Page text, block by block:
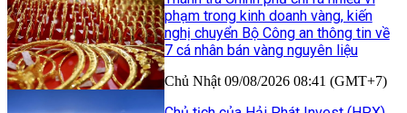
phạm trong kinh doanh vàng, kiến
nghị chuyển Bộ Công an thông tin về
7 cá nhân bán vàng nguyên liệu
Chủ Nhật 09/08/2026 08:41 (GMT+7)